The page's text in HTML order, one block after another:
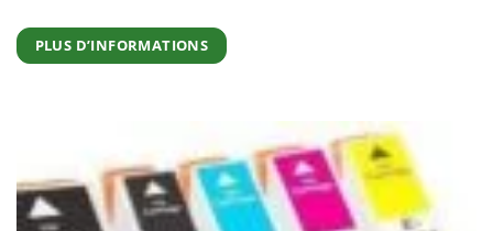
PLUS D’INFORMATIONS